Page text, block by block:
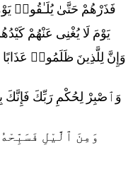
فَذَرْهُمْ حَتَّىٰ يُلَـٰقُوا۟
يَوْمَ لَا يُغْنِى عَنْهُمْ
وَإِنَّ لِلَّذِينَ ظَلَمُوا۟ عَذَابًا
وَٱصْبِرْ لِحُكْمِ رَبِّكَ فَإِنَّكَ
وَمِنَ ٱلَّيْلِ فَسَبِّحْهُ